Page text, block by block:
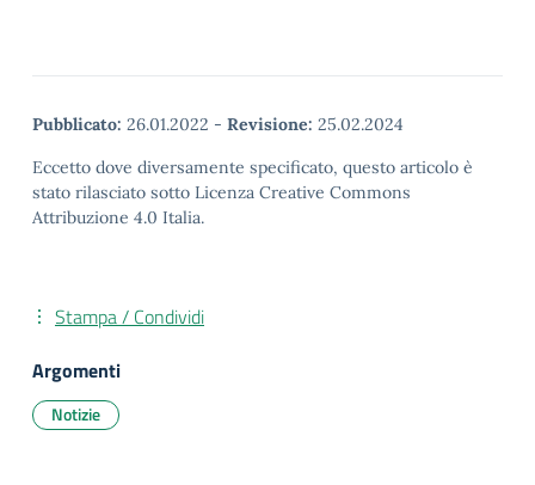
Pubblicato: 26.01.2022 - Revisione: 25.02.2024
Eccetto dove diversamente specificato, questo articolo è
stato rilasciato sotto Licenza Creative Commons
Attribuzione 4.0 Italia.
Stampa / Condividi
Argomenti
Notizie